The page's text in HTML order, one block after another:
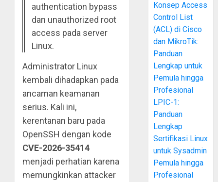
authentication bypass
dan unauthorized root
access pada server
Linux.
Administrator Linux
kembali dihadapkan pada
ancaman keamanan
serius. Kali ini,
kerentanan baru pada
OpenSSH dengan kode
CVE-2026-35414
menjadi perhatian karena
memungkinkan attacker
Konsep Access
Control List
(ACL) di Cisco
dan MikroTik:
Panduan
Lengkap untuk
Pemula hingga
Profesional
LPIC-1:
Panduan
Lengkap
Sertifikasi Linux
untuk Sysadmin
Pemula hingga
Profesional